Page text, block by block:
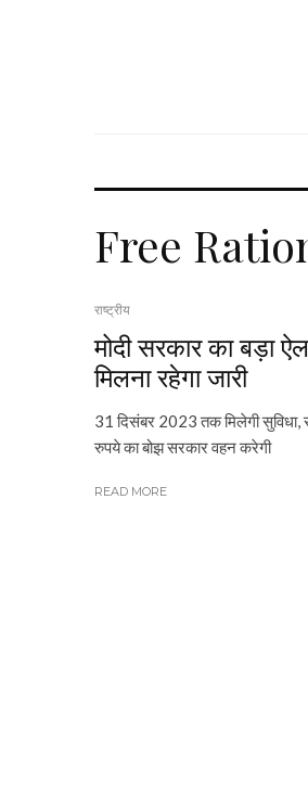
Free
राष्ट्रीय
मोदी सरकार का बड़ा
मिलना रहेगा जारी
31 दिसंबर 2023 तक मिलेगी सुविधा,
रुपये का बोझ सरकार वहन करेगी
READ MORE